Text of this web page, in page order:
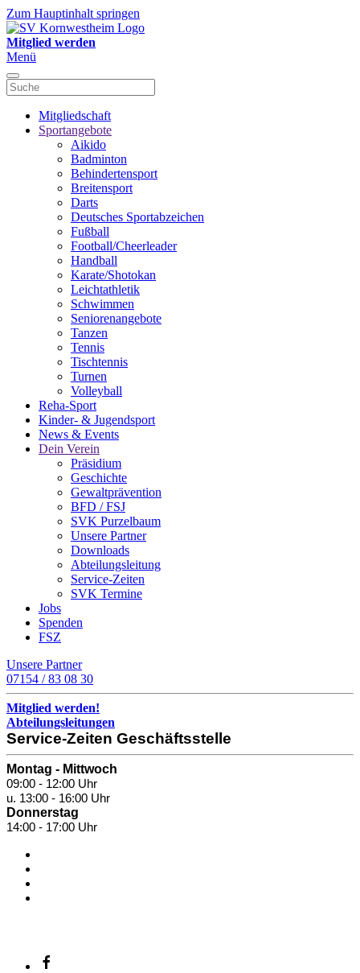
Zum Hauptinhalt springen
Mitglied werden
Menü
Mitgliedschaft
Sportangebote
Aikido
Badminton
Behindertensport
Breitensport
Darts
Deutsches Sportabzeichen
Fußball
Football/Cheerleader
Handball
Karate/Shotokan
Leichtathletik
Schwimmen
Seniorenangebote
Tanzen
Tennis
Tischtennis
Turnen
Volleyball
Reha-Sport
Kinder- & Jugendsport
News & Events
Dein Verein
Präsidium
Geschichte
Gewaltprävention
BFD / FSJ
SVK Purzelbaum
Unsere Partner
Downloads
Abteilungsleitung
Service-Zeiten
SVK Termine
Jobs
Spenden
FSZ
Unsere Partner
07154 / 83 08 30
Mitglied werden!
Abteilungsleitungen
Service-Zeiten Geschäftsstelle
Montag - Mittwoch
09:00 - 12:00 Uhr
u. 13:00 - 16:00 Uhr
Donnerstag
14:00 - 17:00 Uhr